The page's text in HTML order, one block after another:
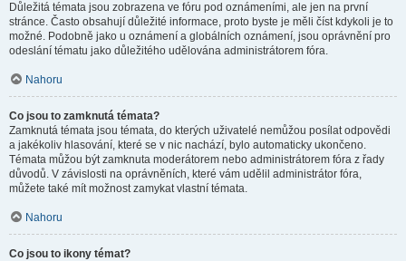
Důležitá témata jsou zobrazena ve fóru pod oznámeními, ale jen na první
stránce. Často obsahují důležité informace, proto byste je měli číst kdykoli je to
možné. Podobně jako u oznámení a globálních oznámení, jsou oprávnění pro
odeslání tématu jako důležitého udělována administrátorem fóra.
Nahoru
Co jsou to zamknutá témata?
Zamknutá témata jsou témata, do kterých uživatelé nemůžou posílat odpovědi
a jakékoliv hlasování, které se v nic nachází, bylo automaticky ukončeno.
Témata můžou být zamknuta moderátorem nebo administrátorem fóra z řady
důvodů. V závislosti na oprávněních, které vám udělil administrátor fóra,
můžete také mít možnost zamykat vlastní témata.
Nahoru
Co jsou to ikony témat?